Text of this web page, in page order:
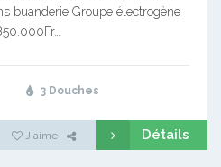
buanderie Groupe électrogène
3 Douches
J'aime Détails